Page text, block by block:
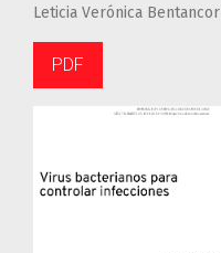
Leticia Verónica Bentancor
PDF